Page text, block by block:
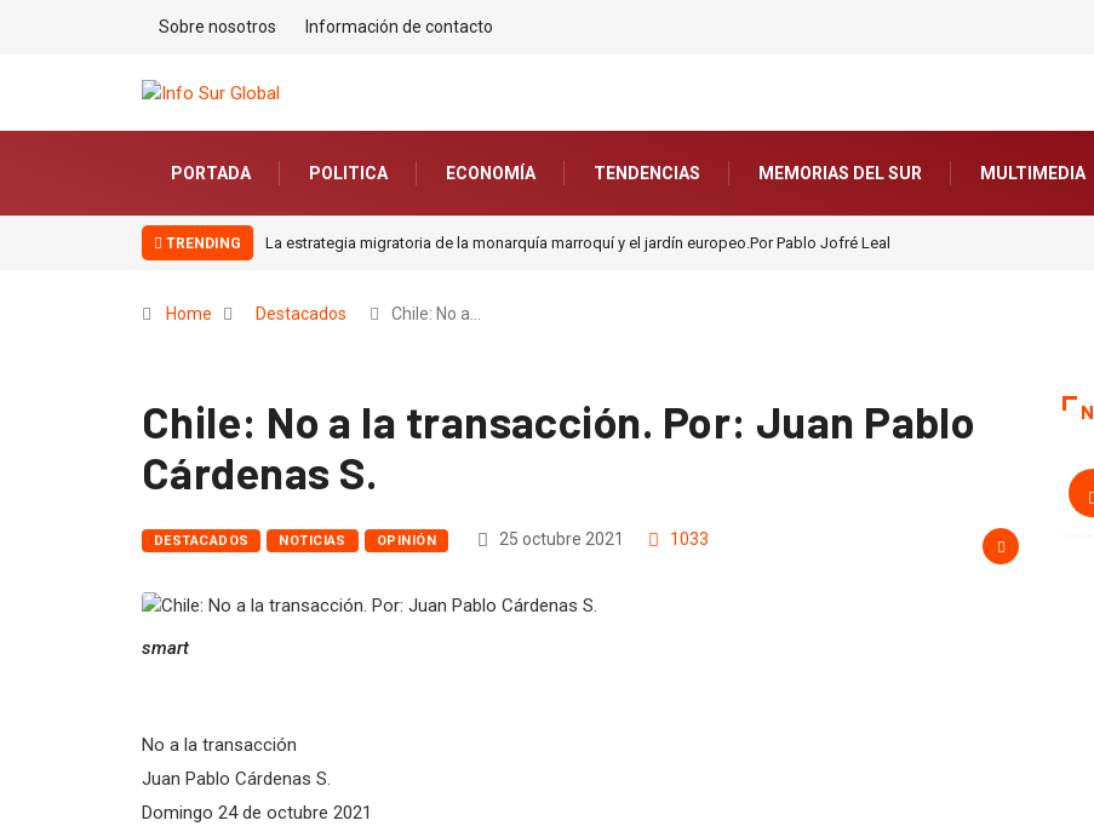
Sobre nosotros Información de contacto
PORTADA POLITICA ECONOMÍA TENDENCIAS MEMORIAS DEL SUR MULTIMEDIA
TRENDING
migratoria de la monarquía marroquí y el jardín europeo.Por Pablo Jofré LealAnte los riesgos de la Inteligencia Artificial, ¡Actuar Ya!. Por Saúl Escobar
Home Destacados Chile: No a…
Chile: No a la transacción. Por: Juan Pablo
Cárdenas S.
DESTACADOS NOTICIAS OPINIÓN 25 octubre 2021 1033
smart
No a la transacción
Juan Pablo Cárdenas S.
Domingo 24 de octubre 2021